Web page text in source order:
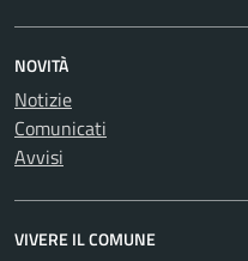
NOVITÀ
Notizie
Comunicati
Avvisi
VIVERE IL COMUNE